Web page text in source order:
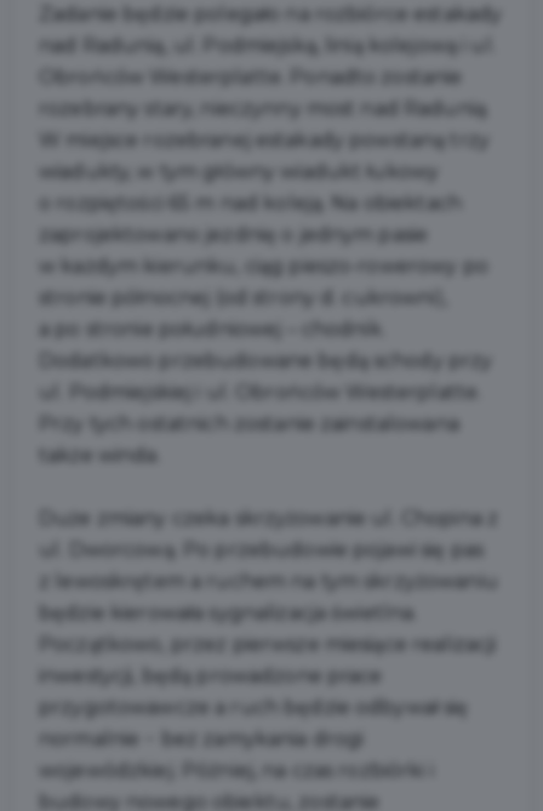
Zadanie będzie polegało na rozbiórce estakady
nad Radunią, ul. Podmiejską, linią kolejową i ul.
Obrońców Westerplatte. Ponadto zostanie
rozebrany stary, nieczynny most nad Radunią.
W miejsce rozebranej estakady powstaną trzy
wiadukty, w tym główny wiadukt łukowy
o rozpiętości 65 m nad koleją. Na obiektach
zaprojektowano jezdnię o jednym pasie
w każdym kierunku, ciąg pieszo-rowerowy po
stronie północnej (od strony d. cukrowni),
a po stronie południowej – chodnik.
Dodatkowo przebudowane będą schody przy
ul. Podmiejskiej i ul. Obrońców Westerplatte.
Przy tych ostatnich zostanie zainstalowana
także winda.
Duże zmiany czeka skrzyżowanie ul. Chopina z
ul. Dworcową. Po przebudowie pojawi się pas
z lewoskrętem a ruchem na tym skrzyżowaniu
będzie kierowała sygnalizacja świetlna.
Początkowo, przez pierwsze miesiące realizacji
inwestycji, będą prowadzone prace
przygotowawcze a ruch będzie odbywał się
normalnie − bez zamykania drogi
wojewódzkiej. Później, na czas rozbiórki i
budowy nowego obiektu, zostanie